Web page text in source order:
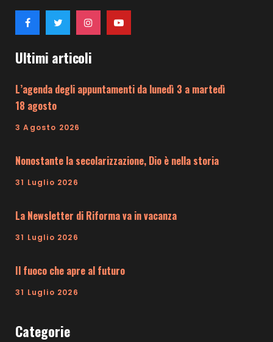
Ultimi articoli
L’agenda degli appuntamenti da lunedì 3 a martedì
18 agosto
3 Agosto 2026
Nonostante la secolarizzazione, Dio è nella storia
31 Luglio 2026
La Newsletter di Riforma va in vacanza
31 Luglio 2026
Il fuoco che apre al futuro
31 Luglio 2026
Categorie